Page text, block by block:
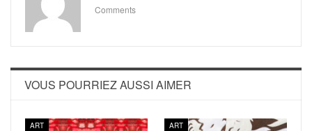
Comments
VOUS POURRIEZ AUSSI AIMER
ART ART